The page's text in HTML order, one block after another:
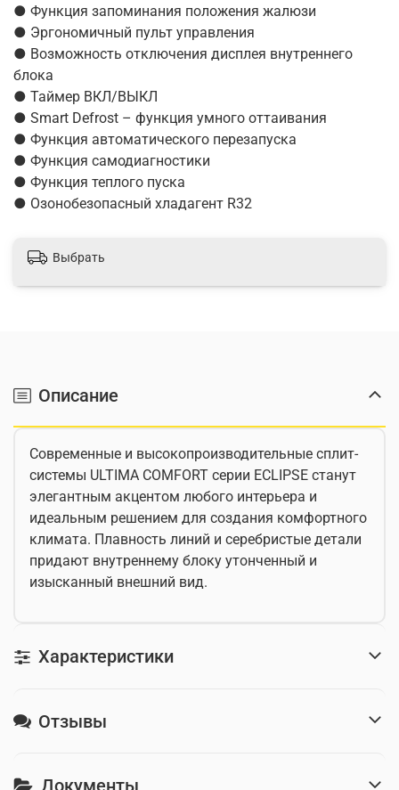
● Функция запоминания положения жалюзи
● Эргономичный пульт управления
● Возможность отключения дисплея внутреннего
блока
● Таймер ВКЛ/ВЫКЛ
● Smart Defrost – функция умного оттаивания
● Функция автоматического перезапуска
● Функция самодиагностики
● Функция теплого пуска
● Озонобезопасный хладагент R32
Выбрать
Описание
Современные и высокопроизводительные сплит-
системы ULTIMA COMFORT серии ECLIPSE станут
элегантным акцентом любого интерьера и
идеальным решением для создания комфортного
климата. Плавность линий и серебристые детали
придают внутреннему блоку утонченный и
изысканный внешний вид.
Характеристики
Отзывы
Документы